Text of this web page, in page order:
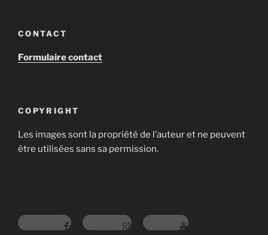
CONTACT
Formulaire contact
COPYRIGHT
Les images sont la propriété de l’auteur et ne peuvent
être utilisées sans sa permission.